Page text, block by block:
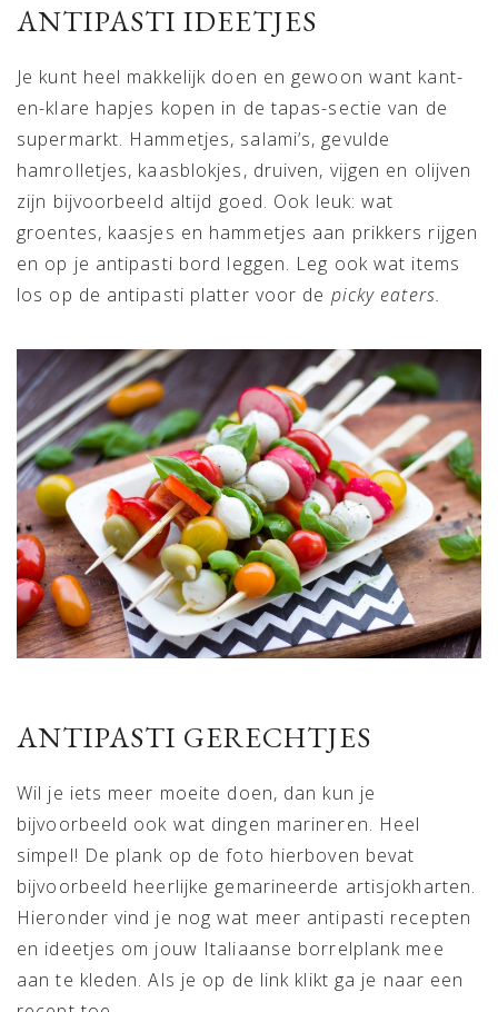
ANTIPASTI IDEETJES
Je kunt heel makkelijk doen en gewoon want kant-
en-klare hapjes kopen in de tapas-sectie van de
supermarkt. Hammetjes, salami’s, gevulde
hamrolletjes, kaasblokjes, druiven, vijgen en olijven
zijn bijvoorbeeld altijd goed. Ook leuk: wat
groentes, kaasjes en hammetjes aan prikkers rijgen
en op je antipasti bord leggen. Leg ook wat items
los op de antipasti platter voor de picky eaters.
ANTIPASTI GERECHTJES
Wil je iets meer moeite doen, dan kun je
bijvoorbeeld ook wat dingen marineren. Heel
simpel! De plank op de foto hierboven bevat
bijvoorbeeld heerlijke gemarineerde artisjokharten.
Hieronder vind je nog wat meer antipasti recepten
en ideetjes om jouw Italiaanse borrelplank mee
aan te kleden. Als je op de link klikt ga je naar een